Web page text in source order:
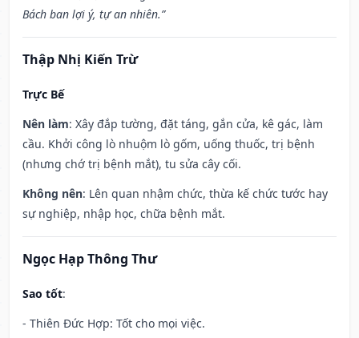
Bách ban lợi ý, tự an nhiên.”
Thập Nhị Kiến Trừ
Trực Bế
Nên làm: Xây đắp tường, đặt táng, gắn cửa, kê gác, làm
cầu. Khởi công lò nhuộm lò gốm, uống thuốc, trị bệnh
(nhưng chớ trị bệnh mắt), tu sửa cây cối.
Không nên: Lên quan nhậm chức, thừa kế chức tước hay
sự nghiệp, nhập học, chữa bệnh mắt.
Ngọc Hạp Thông Thư
Sao tốt:
- Thiên Đức Hợp: Tốt cho mọi việc.